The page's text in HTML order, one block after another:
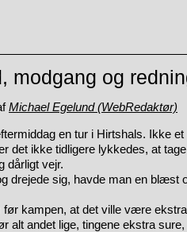
modgang og
Michael Egelund (WebRedaktør)
en tur i Hirtshals. Ikke
det ikke tidligere lykkedes, at
dårligt vejr.
drejede sig, havde man en blæst
før kampen, at det ville være
alt andet lige, tingene ekstra